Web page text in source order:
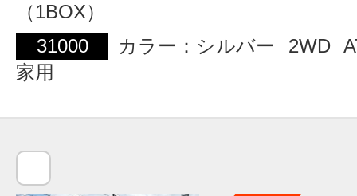
（1BOX）
31000
カラー：シルバー 2WD
家用